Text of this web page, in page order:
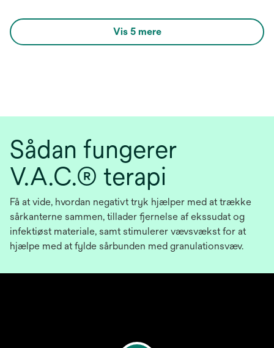
Vis 5 mere
Sådan fungerer
V.A.C.® terapi
Få at vide, hvordan negativt tryk hjælper med at trække
sårkanterne sammen, tillader fjernelse af ekssudat og
infektiøst materiale, samt stimulerer vævsvækst for at
hjælpe med at fylde sårbunden med granulationsvæv.